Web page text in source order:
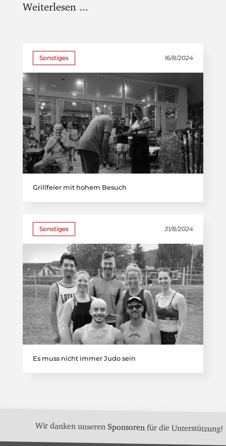
Weiterlesen ...
Sonstiges 16/8/2024
Grillfeier mit hohem Besuch
Sonstiges 31/8/2024
Es muss nicht immer Judo sein
Wir danken unseren Sponsoren für die Unterstützung!